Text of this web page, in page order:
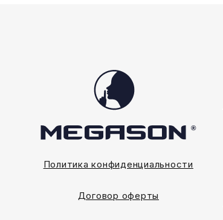
Политика конфиденциальности
Договор оферты